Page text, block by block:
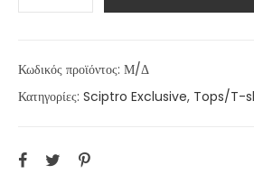
Κωδικός προϊόντος: Μ/Δ
Κατηγορίες: Sciptro Exclusive, Tops/T-